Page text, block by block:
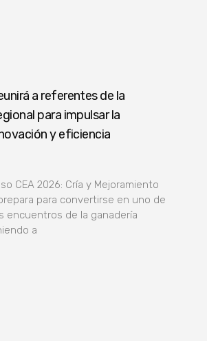
a referentes de la
para impulsar la
y eficiencia
CEA 2026: Cría y Mejoramiento
para convertirse en uno de
encuentros de la ganadería
a